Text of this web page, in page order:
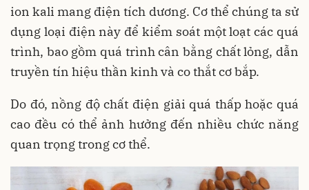
ion kali mang điện tích dương. Cơ thể chúng ta sử
dụng loại điện này để kiểm soát một loạt các quá
trình, bao gồm quá trình cân bằng chất lỏng, dẫn
truyền tín hiệu thần kinh và co thắt cơ bắp.
Do đó, nồng độ chất điện giải quá thấp hoặc quá
cao đều có thể ảnh hưởng đến nhiều chức năng
quan trọng trong cơ thể.